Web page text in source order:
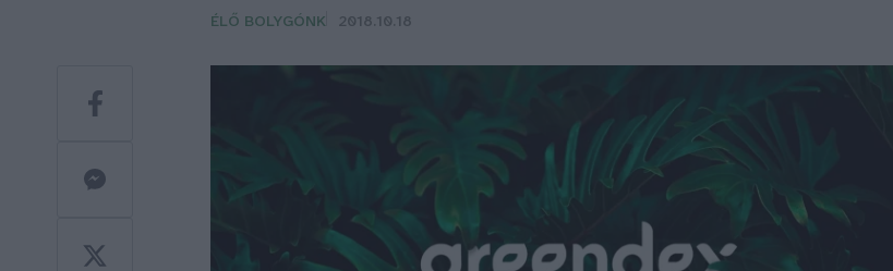
ÉLŐ BOLYGÓNK 2018.10.18